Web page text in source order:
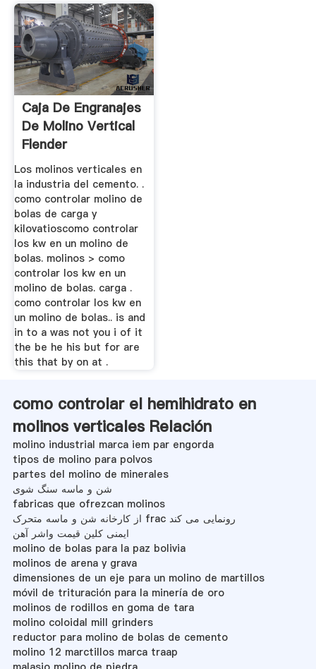
Caja De Engranajes
De Molino Vertical
Flender
Los molinos verticales en
la industria del cemento. .
como controlar molino de
bolas de carga y
kilovatioscomo controlar
los kw en un molino de
bolas. molinos > como
controlar los kw en un
molino de bolas. carga .
como controlar los kw en
un molino de bolas.. is and
in to a was not you i of it
the be he his but for are
this that by on at .
como controlar el hemihidrato en
molinos verticales Relación
molino industrial marca iem par engorda
tipos de molino para polvos
partes del molino de minerales
شن و ماسه سنگ شوی
fabricas que ofrezcan molinos
از کارخانه شن و ماسه متحرک frac رونمایی می کند
ایمنی کلین قیمت واشر آهن
molino de bolas para la paz bolivia
molinos de arena y grava
dimensiones de un eje para un molino de martillos
móvil de trituración para la minería de oro
molinos de rodillos en goma de tara
molino coloidal mill grinders
reductor para molino de bolas de cemento
molino 12 marctillos marca traap